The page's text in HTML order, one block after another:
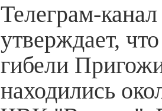
Телеграм-
утверждает,
гибели
находились